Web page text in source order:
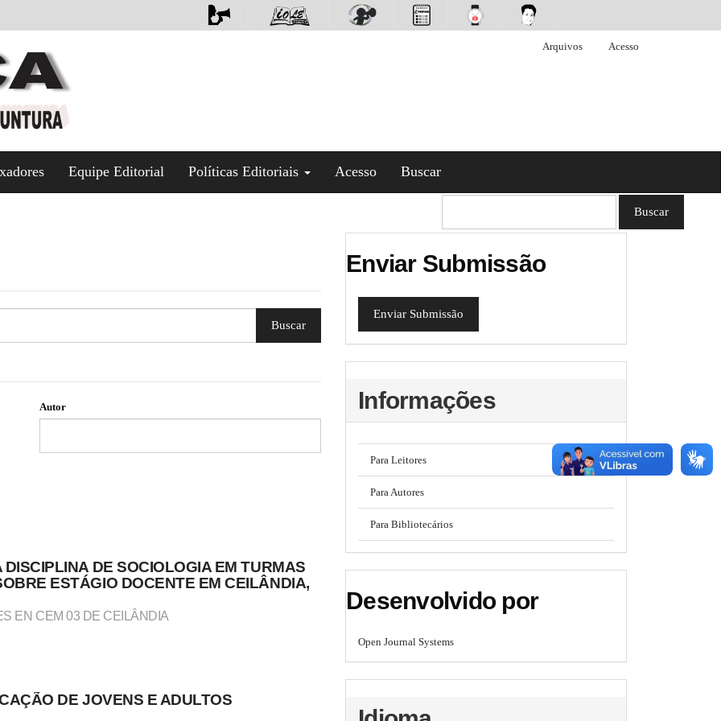
Arquivos Acesso
Equipe Editorial Políticas Editoriais Acesso Buscar
Buscar
Autor
DE SOCIOLOGIA EM TURMAS
ESTÁGIO DOCENTE EM CEILÂNDIA,
EN CEM 03 DE CEILÂNDIA
DE JOVENS E ADULTOS
Enviar Submissão
Enviar Submissão
Informações
Para Leitores
Para Autores
Para Bibliotecários
Desenvolvido por
Open Journal Systems